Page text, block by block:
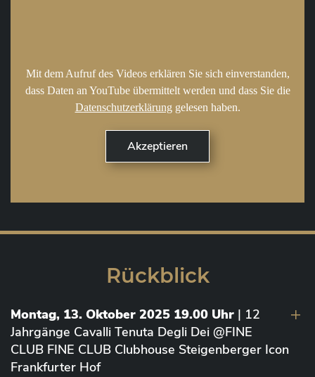
Mit dem Aufruf des Videos erklären Sie sich einverstanden,
dass Daten an YouTube übermittelt werden und dass Sie die
Datenschutzerklärung gelesen haben.
Rückblick
Montag, 13. Oktober 2025 19.00 Uhr | 12
Jahrgänge Cavalli Tenuta Degli Dei @FINE
CLUB FINE CLUB Clubhouse Steigenberger Icon
Frankfurter Hof